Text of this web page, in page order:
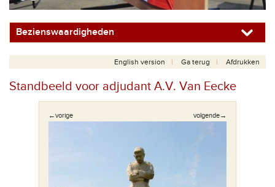
Bezienswaardigheden
English version Ga terug Afdrukken
Standbeeld voor adjudant A.V. Van Eecke
←vorige volgende→